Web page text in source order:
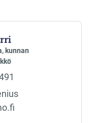
kunnan